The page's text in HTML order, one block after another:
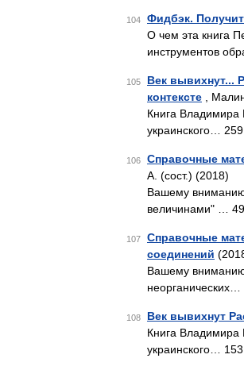
104 Фидбэк.
О чем эта книга
инструментов
105
Век вывихнут...
контексте ,
Книга Владимира
украинского…
106 Справочные
А. (сост.) (2018)
Вашему
величинами" …
107
Справочные
соединений
Вашему вниманию
неорганических…
108 Век вывихнут
Книга Владимира
украинского…